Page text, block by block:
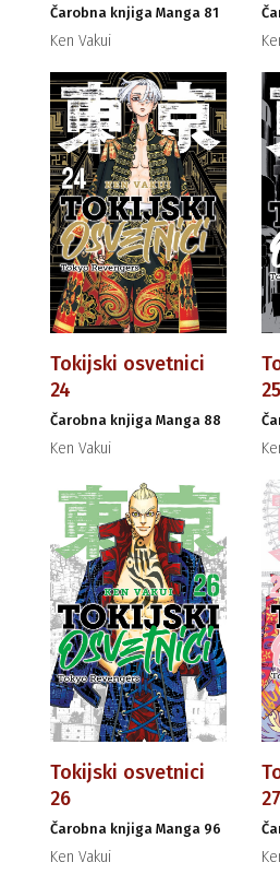
Čarobna knjiga Manga 81
Ken Vakui
Tokijski osvetnici
24
Čarobna knjiga Manga 88
Ken Vakui
25
Tokijski osvetnici
26
Čarobna knjiga Manga 96
Ken Vakui
27